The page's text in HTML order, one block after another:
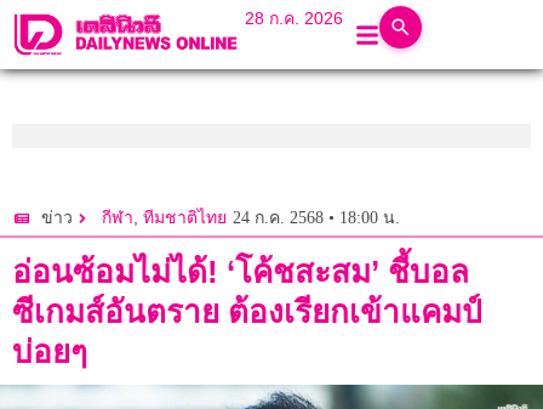
28 ก.ค. 2026
ข่าว กีฬา, ทีมชาติไทย 24 ก.ค. 2568 • 18:00 น.
อ่อนซ้อมไม่ได้! ‘โค้ชสะสม’ ชี้บอล
ซีเกมส์อันตราย ต้องเรียกเข้าแคมป์
บ่อยๆ